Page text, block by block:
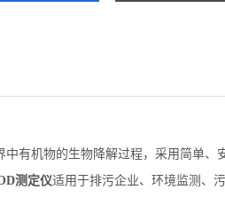
中有机物的生物降解过程，采用简单、
测定仪适用于排污企业、环境监测、